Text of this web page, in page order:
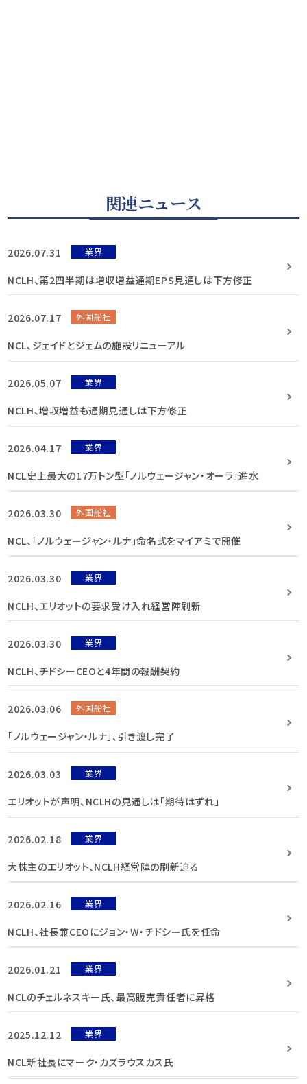
関連ニュース
2026.07.31 業界
NCLH、第2四半期は増収増益通期EPS見通しは下方修正
2026.07.17 外国船社
NCL、ジェイドとジェムの施設リニューアル
2026.05.07 業界
NCLH、増収増益も通期見通しは下方修正
2026.04.17 業界
NCL史上最大の17万トン型「ノルウェージャン・オーラ」進水
2026.03.30 外国船社
NCL、「ノルウェージャン・ルナ」命名式をマイアミで開催
2026.03.30 業界
NCLH、エリオットの要求受け入れ経営陣刷新
2026.03.30 業界
NCLH、チドシーCEOと4年間の報酬契約
2026.03.06 外国船社
「ノルウェージャン・ルナ」、引き渡し完了
2026.03.03 業界
エリオットが声明、NCLHの見通しは「期待はずれ」
2026.02.18 業界
大株主のエリオット、NCLH経営陣の刷新迫る
2026.02.16 業界
NCLH、社長兼CEOにジョン・W・チドシー氏を任命
2026.01.21 業界
NCLのチェルネスキー氏、最高販売責任者に昇格
2025.12.12 業界
NCL新社長にマーク・カズラウスカス氏